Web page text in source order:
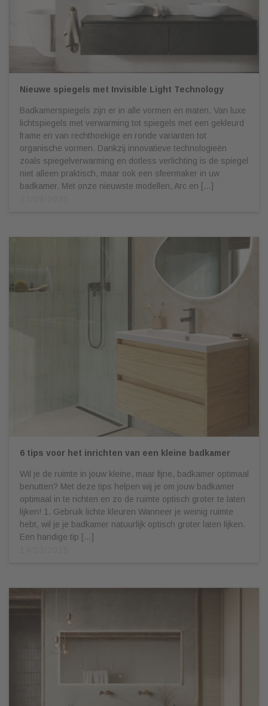
Nieuwe spiegels met Invisible Light Technology
Badkamerspiegels zijn er in alle vormen en maten. Van luxe
lichtspiegels met verwarming tot spiegels met een gekleurd
frame en van rechthoekige en ronde varianten tot
organische vormen. Dankzij innovatieve technologieën
zoals spiegelverwarming en dotless verlichting is de spiegel
niet alleen praktisch, maar ook een sfeermaker in uw
badkamer. Met onze nieuwste modellen, Arc en […]
6 tips voor het inrichten van een kleine badkamer
Wil je de ruimte in jouw kleine, maar fijne, badkamer optimaal
benutten? Met deze tips helpen wij je om jouw badkamer
optimaal in te richten en zo de ruimte optisch groter te laten
lijken! 1. Gebruik lichte kleuren Wanneer je weinig ruimte
hebt, wil je je badkamer natuurlijk optisch groter laten lijken.
Een handige tip […]